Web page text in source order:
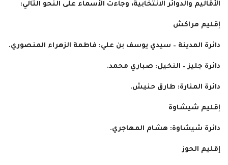
الأقاليم والدوائر الانتخابية، وجاءت الأسماء على النحو التالي:
إقليم مراكش
دائرة المدينة – سيدي يوسف بن علي: فاطمة الزهراء المنصوري.
دائرة جليز – النخيل: صباري محمد.
دائرة المنارة: طارق حنيش.
إقليم شيشاوة
دائرة شيشاوة: هشام المهاجري.
إقليم الحوز